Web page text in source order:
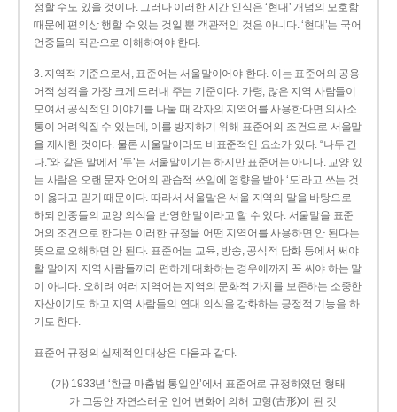
정할 수도 있을 것이다. 그러나 이러한 시간 인식은 ‘현대’ 개념의 모호함
때문에 편의상 행할 수 있는 것일 뿐 객관적인 것은 아니다. ‘현대’는 국어
언중들의 직관으로 이해하여야 한다.
3. 지역적 기준으로서, 표준어는 서울말이어야 한다. 이는 표준어의 공용
어적 성격을 가장 크게 드러내 주는 기준이다. 가령, 많은 지역 사람들이
모여서 공식적인 이야기를 나눌 때 각자의 지역어를 사용한다면 의사소
통이 어려워질 수 있는데, 이를 방지하기 위해 표준어의 조건으로 서울말
을 제시한 것이다. 물론 서울말이라도 비표준적인 요소가 있다. “나두 간
다.”와 같은 말에서 ‘두’는 서울말이기는 하지만 표준어는 아니다. 교양 있
는 사람은 오랜 문자 언어의 관습적 쓰임에 영향을 받아 ‘도’라고 쓰는 것
이 옳다고 믿기 때문이다. 따라서 서울말은 서울 지역의 말을 바탕으로
하되 언중들의 교양 의식을 반영한 말이라고 할 수 있다. 서울말을 표준
어의 조건으로 한다는 이러한 규정을 어떤 지역어를 사용하면 안 된다는
뜻으로 오해하면 안 된다. 표준어는 교육, 방송, 공식적 담화 등에서 써야
할 말이지 지역 사람들끼리 편하게 대화하는 경우에까지 꼭 써야 하는 말
이 아니다. 오히려 여러 지역어는 지역의 문화적 가치를 보존하는 소중한
자산이기도 하고 지역 사람들의 연대 의식을 강화하는 긍정적 기능을 하
기도 한다.
표준어 규정의 실제적인 대상은 다음과 같다.
(가) 1933년 ‘한글 마춤법 통일안’에서 표준어로 규정하였던 형태
가 그동안 자연스러운 언어 변화에 의해 고형(古形)이 된 것